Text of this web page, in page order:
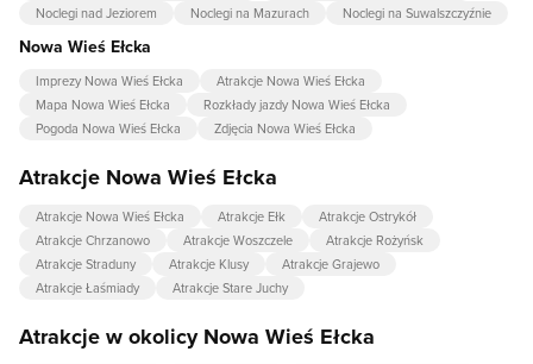
Noclegi nad Jeziorem
Noclegi na Mazurach Noclegi na Suwalszczyźnie
Nowa Wieś Ełcka
Imprezy Nowa Wieś Ełcka
Atrakcje Nowa Wieś Ełcka
Mapa Nowa Wieś Ełcka
Rozkłady jazdy Nowa Wieś Ełcka
Pogoda Nowa Wieś Ełcka
Zdjęcia Nowa Wieś Ełcka
Atrakcje Nowa Wieś Ełcka
Atrakcje Nowa Wieś Ełcka Atrakcje Ełk
Atrakcje Ostrykół
Atrakcje Chrzanowo
Atrakcje Woszczele
Atrakcje Rożyńsk
Atrakcje Straduny
Atrakcje Klusy
Atrakcje Grajewo
Atrakcje Łaśmiady
Atrakcje Stare Juchy
Atrakcje w okolicy Nowa Wieś Ełcka